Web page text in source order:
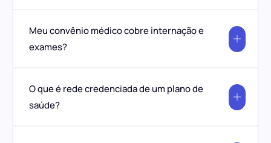
Meu convênio médico cobre internação e
exames?
O que é rede credenciada de um plano de
saúde?